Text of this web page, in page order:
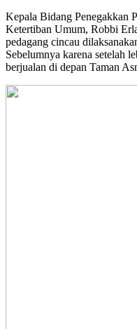
Kepala Bidang Penegakkan
Ketertiban Umum, Robbi
pedagang cincau
Sebelumnya karena setelah
berjualan di depan Taman